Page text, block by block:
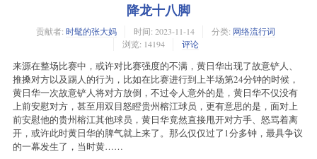
降龙十八脚
贡献者: 时髦的张大妈 时间: 2023-11-14 分类: 网络流行词
浏览: 14194
评论
来源在整场比赛中，或许对比赛强度的不满，黄日华出现了故意铲人、
推搡对方以及踢人的行为，比如在比赛进行到上半场第24分钟的时候，
黄日华一次故意铲人将对方放倒，不过令人意外的是，黄日华不仅没有
上前安慰对方，甚至用双目怒瞪贵州榕江球员，更有意思的是，面对上
前安慰他的贵州榕江其他球员，黄日华竟然直接甩开对方手、怒骂着离
开，或许此时黄日华的脾气就上来了。那么仅仅过了1分多钟，最具争议
的一幕发生了，当时黄……